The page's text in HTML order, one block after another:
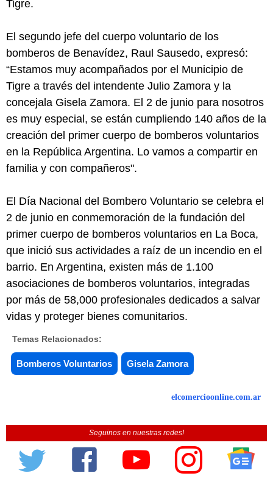
Tigre.
El segundo jefe del cuerpo voluntario de los
bomberos de Benavídez, Raul Sausedo, expresó:
“Estamos muy acompañados por el Municipio de
Tigre a través del intendente Julio Zamora y la
concejala Gisela Zamora. El 2 de junio para nosotros
es muy especial, se están cumpliendo 140 años de la
creación del primer cuerpo de bomberos voluntarios
en la República Argentina. Lo vamos a compartir en
familia y con compañeros".
El Día Nacional del Bombero Voluntario se celebra el
2 de junio en conmemoración de la fundación del
primer cuerpo de bomberos voluntarios en La Boca,
que inició sus actividades a raíz de un incendio en el
barrio. En Argentina, existen más de 1.100
asociaciones de bomberos voluntarios, integradas
por más de 58,000 profesionales dedicados a salvar
vidas y proteger bienes comunitarios.
Temas Relacionados:
Bomberos Voluntarios Gisela Zamora
elcomercioonline.com.ar
Seguinos en nuestras redes!